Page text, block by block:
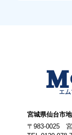
宮城県仙台市
〒983-0025